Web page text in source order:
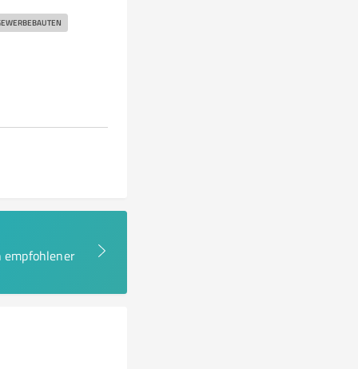
empfohlener